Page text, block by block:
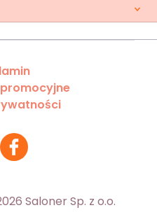
Saloner Sp. z o.o.